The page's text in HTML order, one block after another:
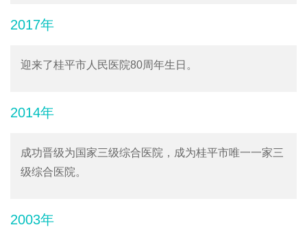
2017年
迎来了桂平市人民医院80周年生日。
2014年
成功晋级为国家三级综合医院，成为桂平市唯一一家三
级综合医院。
2003年